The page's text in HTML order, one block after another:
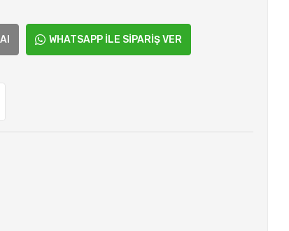
WHATSAPP İLE SİPARİŞ VER